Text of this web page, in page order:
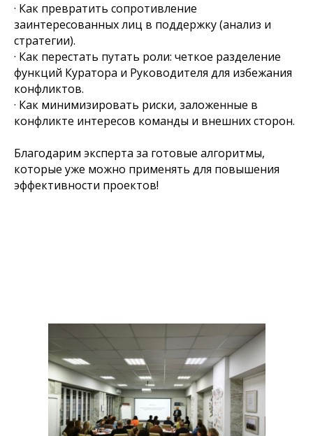
· Как превратить сопротивление
заинтересованных лиц в поддержку (анализ и
стратегии).
· Как перестать путать роли: четкое разделение
функций Куратора и Руководителя для избежания
конфликтов.
· Как минимизировать риски, заложенные в
конфликте интересов команды и внешних сторон.
Благодарим эксперта за готовые алгоритмы,
которые уже можно применять для повышения
эффективности проектов!